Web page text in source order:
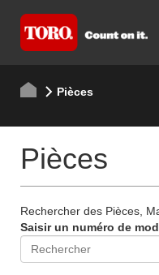
Pièces
Pièces
Rechercher des Pièces,
Saisir un numéro de